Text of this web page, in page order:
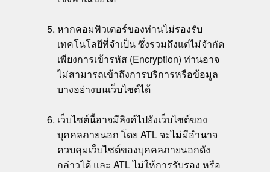
หากคอมพิวเตอร์ของท่านไม่รองรับ
เทคโนโลยีที่จำเป็น ซึ่งรวมถึงแต่ไม่จำกัด
เพียงการเข้ารหัส (Encryption) ท่านอาจ
ไม่สามารถเข้าถึงการบริการหรือข้อมูล
บางอย่างบนเว็บไซต์ได้
เว็บไซต์นี้อาจมีลิงค์ไปยังเว็บไซต์ของ
บุคคลภายนอก โดย ATL จะไม่มีอำนาจ
ควบคุมเว็บไซต์ของบุคคลภายนอกดัง
กล่าวได้ และ ATL ไม่ให้การรับรอง หรือ